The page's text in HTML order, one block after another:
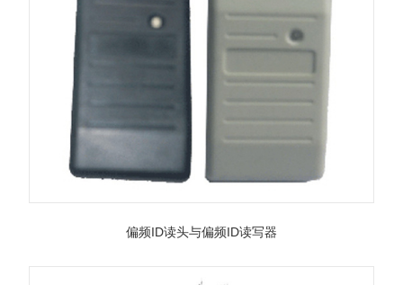
偏频ID读头与偏频ID读写器